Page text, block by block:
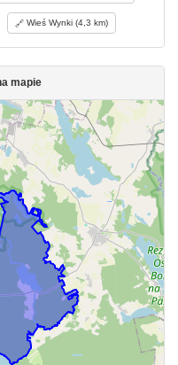
Wieś Wynki (4,3 km)
mapie